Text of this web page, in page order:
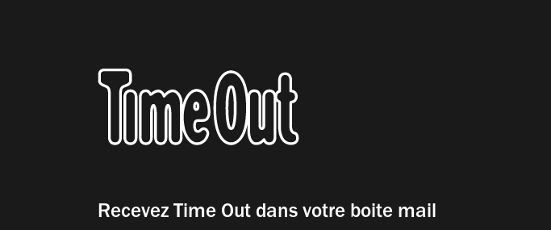
Recevez Time Out dans votre boite mail